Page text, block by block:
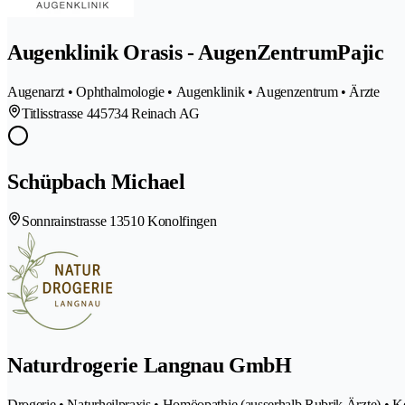
Augenklinik Orasis - AugenZentrumPajic
Augenarzt • Ophthalmologie • Augenklinik • Augenzentrum • Ärzte
Titlisstrasse 445734 Reinach AG
Schüpbach Michael
Sonnrainstrasse 13510 Konolfingen
Naturdrogerie Langnau GmbH